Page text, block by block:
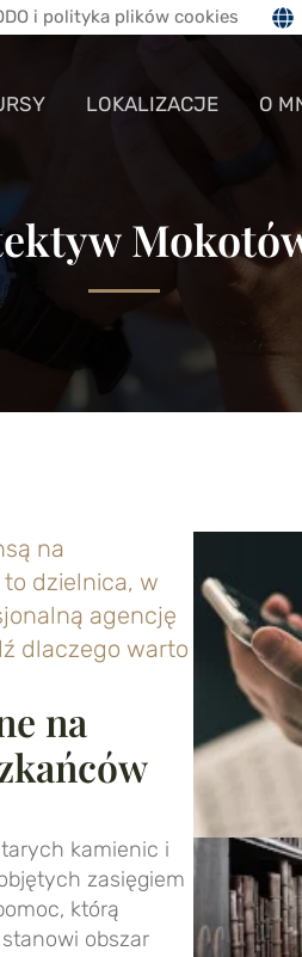
i polityka plików cookies
LOKALIZACJE O
na
to dzielnica, w
agencję
dlaczego warto
na
kamienic i
zasięgiem
którą
obszar